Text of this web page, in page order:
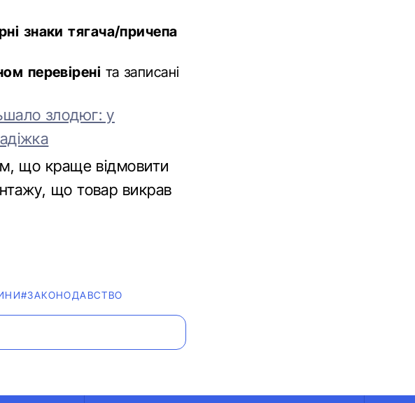
знаки тягача/причепа
перевірені та записані
злодюг: у
що краще відмовити
що товар викрав
#ЗАКОНОДАВСТВО